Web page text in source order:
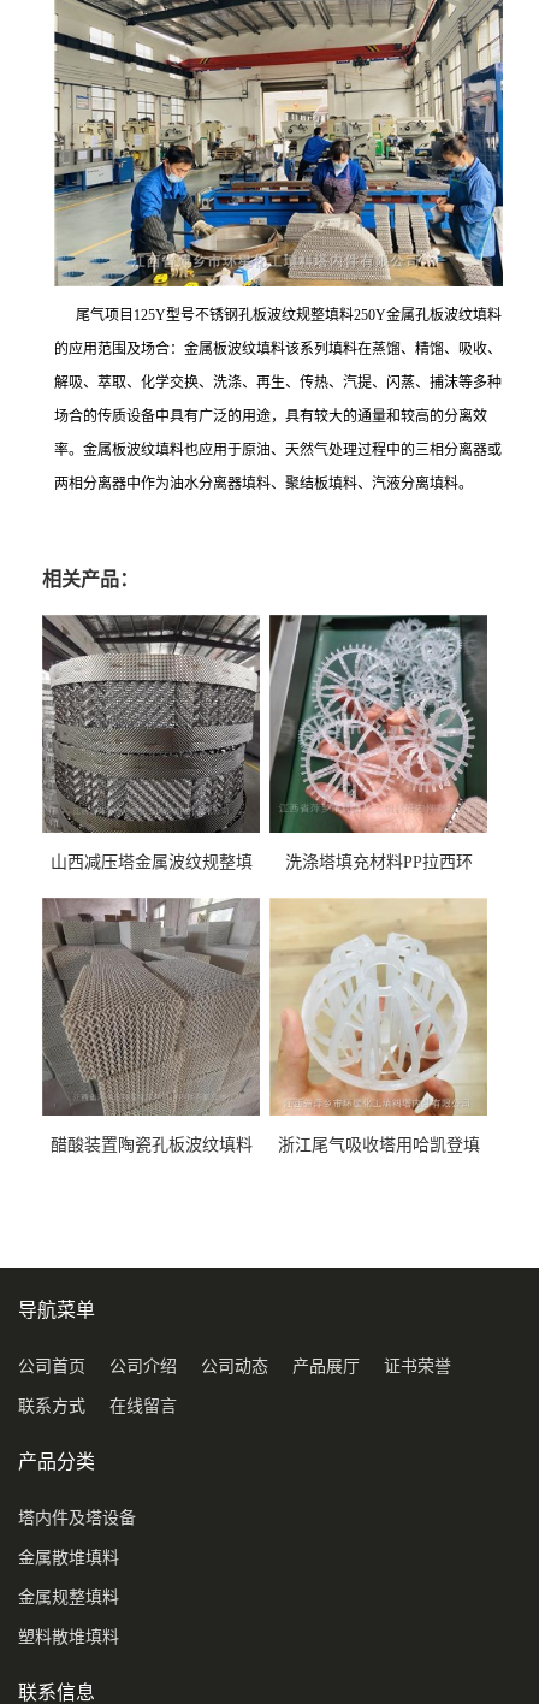
尾气项目125Y型号不锈钢孔板波纹规整填料250Y金属孔板波纹填料
的应用范围及场合：金属板波纹填料该系列填料在蒸馏、精馏、吸收、
解吸、萃取、化学交换、洗涤、再生、传热、汽提、闪蒸、捕沫等多种
场合的传质设备中具有广泛的用途，具有较大的通量和较高的分离效
率。金属板波纹填料也应用于原油、天然气处理过程中的三相分离器或
两相分离器中作为油水分离器填料、聚结板填料、汽液分离填料。
相关产品：
山西减压塔金属波纹规整填
料
洗涤塔填充材料PP拉西环
醋酸装置陶瓷孔板波纹填料
浙江尾气吸收塔用哈凯登填
导航菜单
公司首页 公司介绍 公司动态 产品展厅 证书荣誉
联系方式 在线留言
产品分类
塔内件及塔设备
金属散堆填料
金属规整填料
塑料散堆填料
联系信息